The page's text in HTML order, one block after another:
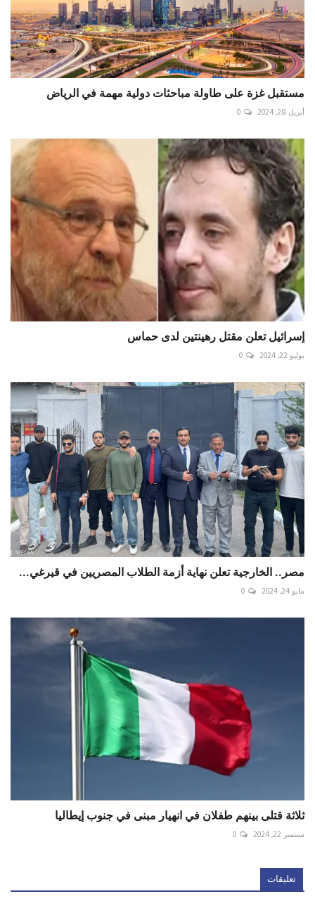
مستقبل غزة على طاولة مباحثات دولية مهمة في الرياض
أبريل 28, 2024 0
إسرائيل تعلن مقتل رهينتين لدى حماس
يوليو 22, 2024 0
مصر.. الخارجية تعلن نهاية أزمة الطلاب المصريين في قيرغي...
مايو 24, 2024 0
ثلاثة قتلى بينهم طفلان في انهيار مبنى في جنوب إيطاليا
سبتمبر 22, 2024 0
تعليقات